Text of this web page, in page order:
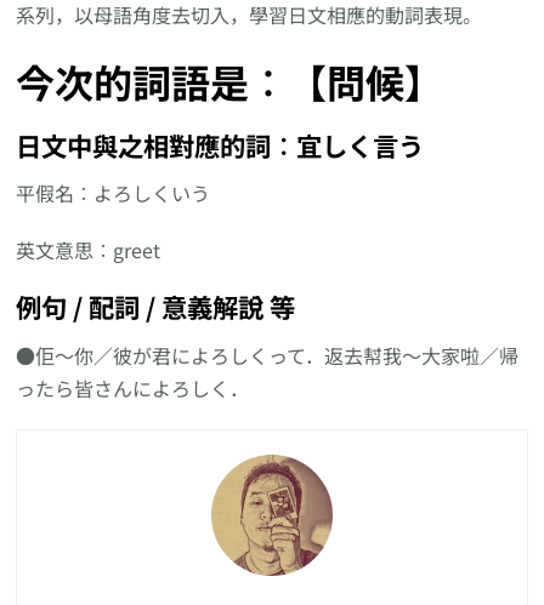
系列，以母語角度去切入，學習日文相應的動詞表現。
今次的詞語是︰【問候】
日文中與之相對應的詞︰宜しく言う
平假名︰よろしくいう
英文意思︰greet
例句 / 配詞 / 意義解說 等
●佢〜你／彼が君によろしくって．返去幇我〜大家啦／帰
ったら皆さんによろしく．